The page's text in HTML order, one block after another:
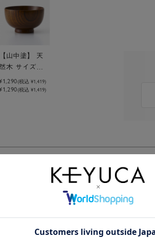
【山中塗】 天
然木 サイズ椀
(税込 ¥1,419)
(税込 ¥1,419)